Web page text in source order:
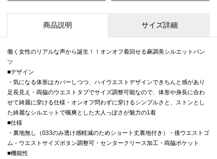
商品説明 サイズ詳細
働く女性のリアルな声から誕生！！オンオフ着回せる麻調美シルエットパン
ツ
■デザイン
・気になる体形はカバーしつつ、ハイウエストデザインできちんと感があり
足長見え・両脇のウエストタブでサイズ調整可能なので、体形や身長に合わ
せて綺麗に穿ける仕様・オンオフ問わずに穿けるシンプルさと、ストンとし
た綺麗なシルエットで颯爽とした大人っぽさが魅力の1着
■仕様
・裏地無し（033のみ透け感軽減のためショート丈裏地付き）・後ウエストゴ
ム・ウエストサイズボタン調整可・センタークリース加工・両脇ポケット
■機能性